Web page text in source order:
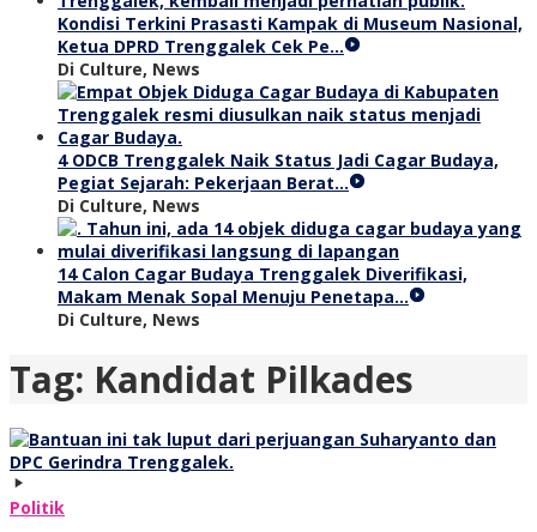
Kondisi Terkini Prasasti Kampak di Museum Nasional,
Ketua DPRD Trenggalek Cek Pe…
Di Culture, News
4 ODCB Trenggalek Naik Status Jadi Cagar Budaya,
Pegiat Sejarah: Pekerjaan Berat…
Di Culture, News
14 Calon Cagar Budaya Trenggalek Diverifikasi,
Makam Menak Sopal Menuju Penetapa…
Di Culture, News
Tag: Kandidat Pilkades
Politik